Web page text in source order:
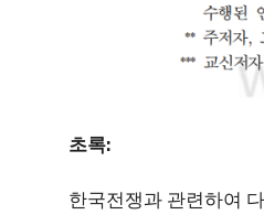
초록:
한국전쟁과 관련하여